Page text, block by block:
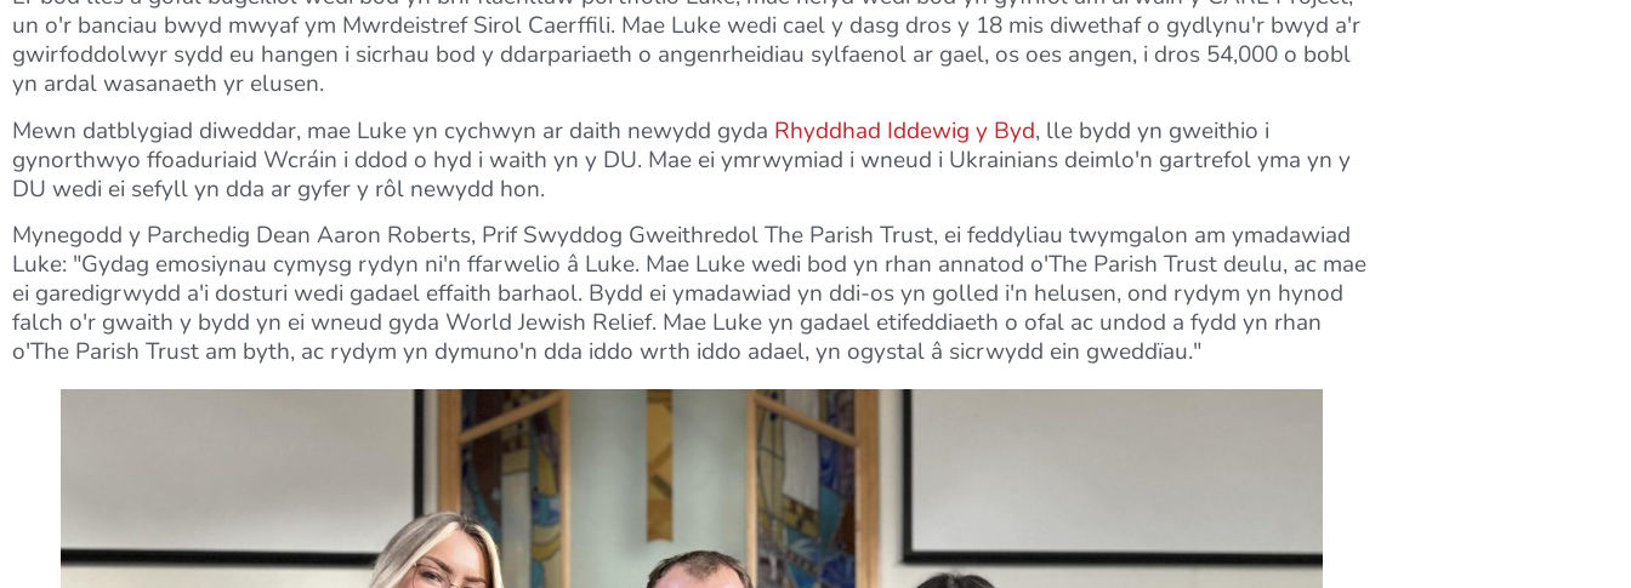
un o'r banciau bwyd mwyaf ym Mwrdeistref Sirol Caerffili. Mae Luke wedi cael y dasg dros y 18 mis diwethaf o gydlynu'r bwyd a'r
gwirfoddolwyr sydd eu hangen i sicrhau bod y ddarpariaeth o angenrheidiau sylfaenol ar gael, os oes angen, i dros 54,000 o bobl
yn ardal wasanaeth yr elusen.
Mewn datblygiad diweddar, mae Luke yn cychwyn ar daith newydd gyda Rhyddhad Iddewig y Byd, lle bydd yn gweithio i
gynorthwyo ffoaduriaid Wcráin i ddod o hyd i waith yn y DU. Mae ei ymrwymiad i wneud i Ukrainians deimlo'n gartrefol yma yn y
DU wedi ei sefyll yn dda ar gyfer y rôl newydd hon.
Mynegodd y Parchedig Dean Aaron Roberts, Prif Swyddog Gweithredol The Parish Trust, ei feddyliau twymgalon am ymadawiad
Luke: "Gydag emosiynau cymysg rydyn ni'n ffarwelio â Luke. Mae Luke wedi bod yn rhan annatod o'The Parish Trust deulu, ac mae
ei garedigrwydd a'i dosturi wedi gadael effaith barhaol. Bydd ei ymadawiad yn ddi-os yn golled i'n helusen, ond rydym yn hynod
falch o'r gwaith y bydd yn ei wneud gyda World Jewish Relief. Mae Luke yn gadael etifeddiaeth o ofal ac undod a fydd yn rhan
o'The Parish Trust am byth, ac rydym yn dymuno'n dda iddo wrth iddo adael, yn ogystal â sicrwydd ein gweddïau."